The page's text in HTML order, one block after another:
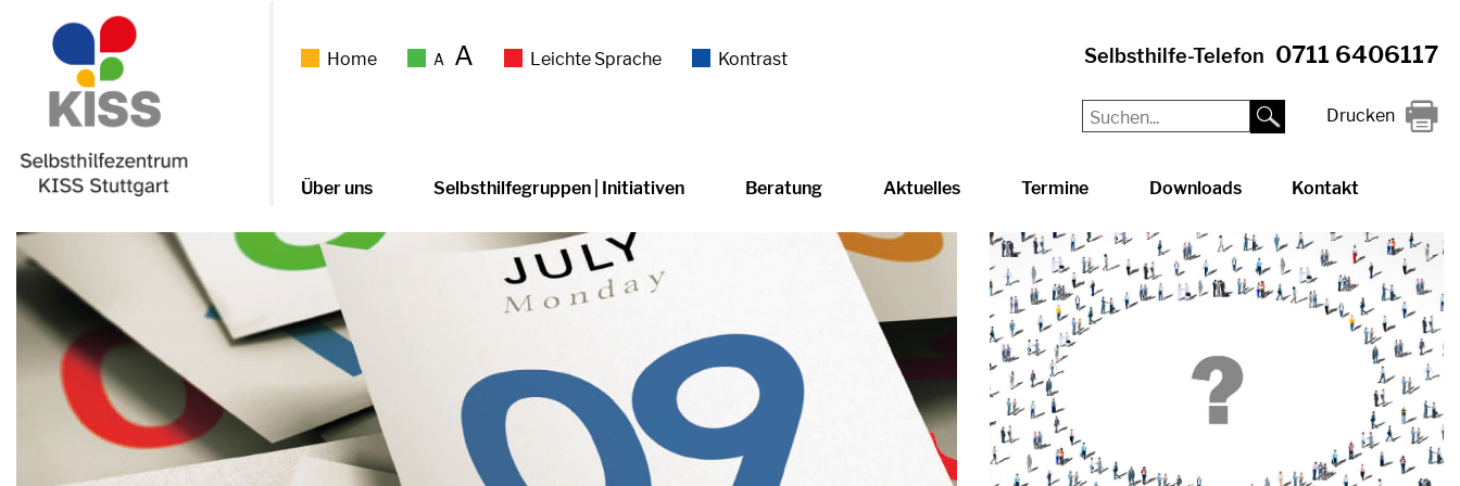
Home A A Leichte Sprache Kontrast Selbsthilfe-Telefon 0711 6406117
Drucken
Über uns Selbsthilfegruppen | Initiativen Beratung Aktuelles Termine Downloads Kontakt